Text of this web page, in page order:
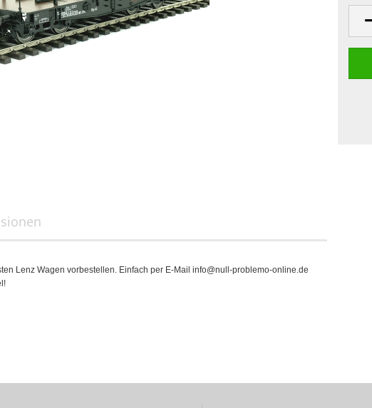
Lenz Wagen vorbestellen. Einfach per E-Mail info@null-problemo-online.de